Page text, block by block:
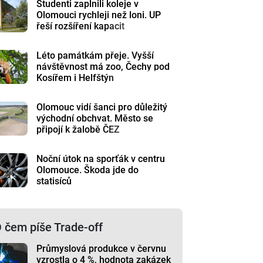
Studenti zaplnili koleje v
Olomouci rychleji než loni. UP
řeší rozšíření kapacit
Léto památkám přeje. Vyšší
návštěvnost má zoo, Čechy pod
Kosířem i Helfštýn
Olomouc vidí šanci pro důležitý
východní obchvat. Město se
připojí k žalobě ČEZ
Noční útok na sporťák v centru
Olomouce. Škoda jde do
statisíců
čem píše Trade-off
Průmyslová produkce v červnu
vzrostla o 4 %, hodnota zakázek